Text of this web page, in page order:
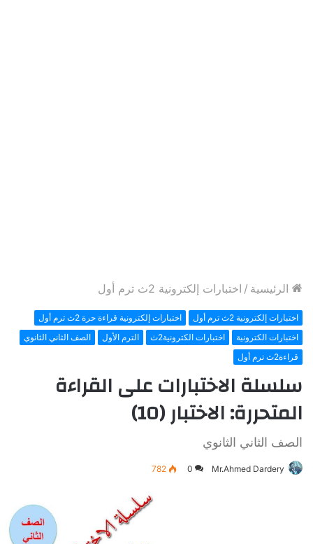
الرئيسية / اختبارات إلكترونية 2ث ترم أول
اختبارات إلكترونية 2ث ترم أول
اختبارات إلكترونية قراءة حرة 2ث ترم أول
اختبارات الكترونية
اختبارات الكترونية2ث الترم الأول
الصف الثاني الثانوي
قراءة2ث ترم أول
سلسلة الاختبارات على القراءة
المتحررة: الاختبار (10)
الصف الثاني الثانوي
Mr.Ahmed Dardery
0
782